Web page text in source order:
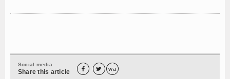
Social media
Share this article   wa